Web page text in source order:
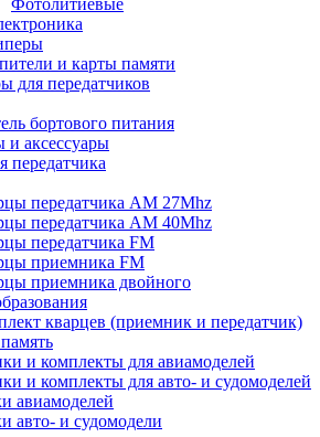
Фотолитиевые
и карты памяти
для передатчиков
бортового питания
и аксессуары
передатчика
передатчика AM 27Mhz
передатчика AM 40Mhz
передатчика FM
приемника FM
приемника двойного
кварцев (приемник и передатчик)
и комплекты для авиамоделей
и комплекты для авто- и судомоделей
авиамоделей
авто- и судомодели